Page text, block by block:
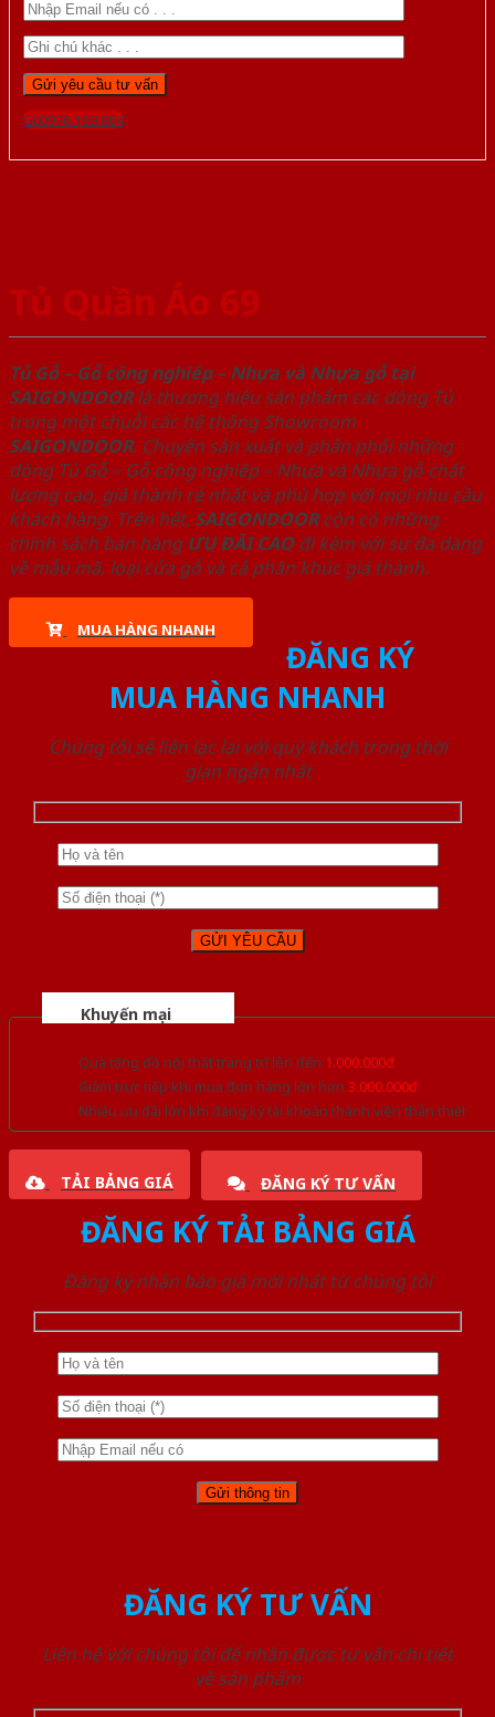
Gọi 0976.169.864
Tủ Quần Áo 69
Tủ Gỗ – Gỗ công nghiêp – Nhựa và Nhựa gỗ tại
SAIGONDOORlà thương hiệu sản phẩm các dòng Tủ
trong một chuỗi các hệ thống Showroom
SAIGONDOOR. Chuyên sản xuất và phân phối những
dòng Tủ Gỗ – Gỗ công nghiêp – Nhựa và Nhựa gỗ chất
lượng cao, giá thành rẻ nhất và phù hợp với mọi nhu cầu
khách hàng. Trên hết, SAIGONDOORcòn có những
chính sách bán hàng ƯU ĐÃI CAOđi kèm với sự đa dạng
về mẫu mã, loại cửa gỗ và cả phân khúc giá thành.
MUA HÀNG NHANH
ĐĂNG KÝ
MUA HÀNG NHANH
Chúng tôi sẽ liên lạc lại với quý khách trong thời
gian ngắn nhất
Khuyến mại
Quà tặng đồ nội thất trang trí lên đến 1.000.000đ
Giảm trực tiếp khi mua đơn hàng lớn hơn 3.000.000đ
Nhiều ưu đãi lớn khi đăng ký tài khoản thành viên thân thiết
TẢI BẢNG GIÁ ĐĂNG KÝ TƯ VẤN
ĐĂNG KÝ TẢI BẢNG GIÁ
Đăng ký nhận báo giá mới nhất từ chúng tôi
ĐĂNG KÝ TƯ VẤN
Liên hệ với chúng tôi để nhận được tư vấn chi tiết
về sản phẩm